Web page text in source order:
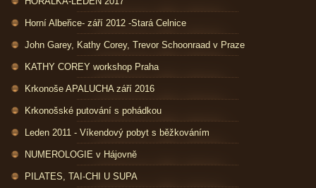
Horní Albeřice- září 2012 -Stará Celnice
John Garey, Kathy Corey, Trevor Schoonraad v Praze
KATHY COREY workshop Praha
Krkonoše APALUCHA září 2016
Krkonošské putování s pohádkou
Leden 2011 - Víkendový pobyt s běžkováním
NUMEROLOGIE v Hájovně
PILATES, TAI-CHI U SUPA